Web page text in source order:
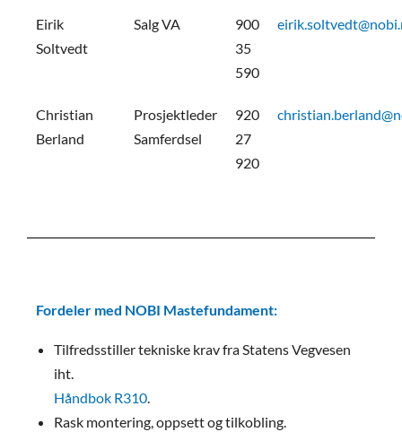
Eirik
Soltvedt
Salg VA
900
35
590
Christian
Berland
Prosjektleder
Samferdsel
920
27
920
Fordeler med NOBI Mastefundament:
Tilfredsstiller tekniske krav fra Statens Vegvesen
iht.
Håndbok R310.
Rask montering, oppsett og tilkobling.